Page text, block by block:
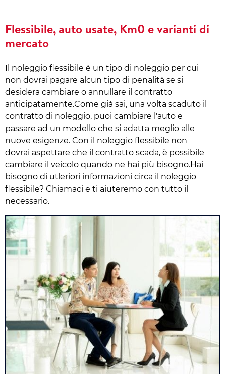
Flessibile, auto usate, Km0 e varianti di
mercato
Il noleggio flessibile è un tipo di noleggio per cui
non dovrai pagare alcun tipo di penalità se si
desidera cambiare o annullare il contratto
anticipatamente.Come già sai, una volta scaduto il
contratto di noleggio, puoi cambiare l'auto e
passare ad un modello che si adatta meglio alle
nuove esigenze. Con il noleggio flessibile non
dovrai aspettare che il contratto scada, è possibile
cambiare il veicolo quando ne hai più bisogno.Hai
bisogno di utleriori informazioni circa il noleggio
flessibile? Chiamaci e ti aiuteremo con tutto il
necessario.